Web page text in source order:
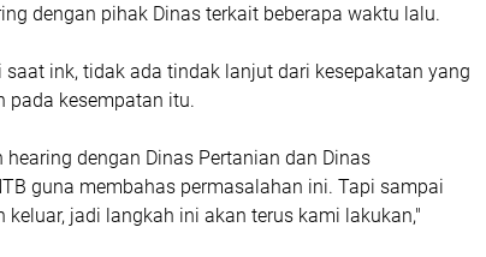
dengan pihak Dinas terkait beberapa waktu lalu.
ink, tidak ada tindak lanjut dari kesepakatan yang
pada kesempatan itu.
dengan Dinas Pertanian dan Dinas
guna membahas permasalahan ini. Tapi sampai
keluar, jadi langkah ini akan terus kami lakukan,"